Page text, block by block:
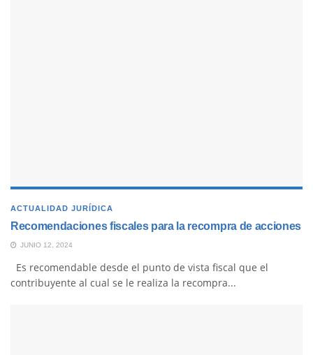
ACTUALIDAD JURÍDICA
Recomendaciones fiscales para la recompra de acciones
JUNIO 12, 2024
Es recomendable desde el punto de vista fiscal que el
contribuyente al cual se le realiza la recompra...